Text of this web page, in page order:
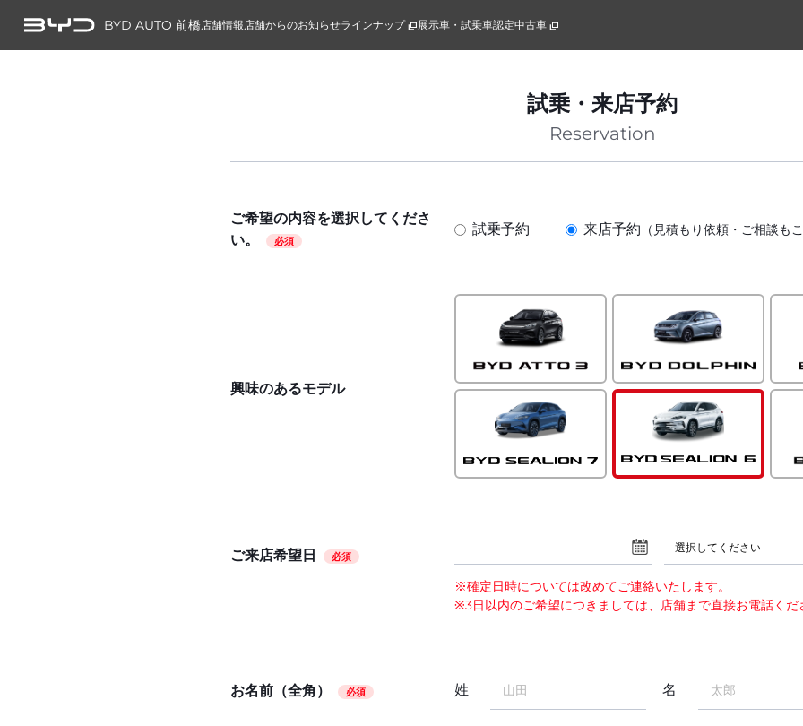
BYD AUTO 前橋店舗情報店舗からのお知らせラインナップ 展示車・試乗車認定中古車
試乗・来店予約
Reservation
ご希望の内容を選択してくださ
い。
必須
試乗予約 来店予約 （見積もり依頼・ご相談も
興味のあるモデル
ご来店希望日 必須
選択してください
※確定日時については改めてご連絡いたします。
※3日以内のご希望につきましては、店舗まで直接お電話くだ
お名前（全角） 必須 姓 名